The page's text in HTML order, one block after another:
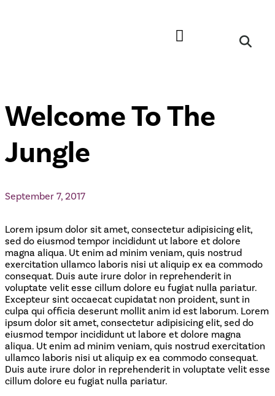
Welcome To The
Jungle
September 7, 2017
Lorem ipsum dolor sit amet, consectetur adipisicing elit,
sed do eiusmod tempor incididunt ut labore et dolore
magna aliqua. Ut enim ad minim veniam, quis nostrud
exercitation ullamco laboris nisi ut aliquip ex ea commodo
consequat. Duis aute irure dolor in reprehenderit in
voluptate velit esse cillum dolore eu fugiat nulla pariatur.
Excepteur sint occaecat cupidatat non proident, sunt in
culpa qui officia deserunt mollit anim id est laborum. Lorem
ipsum dolor sit amet, consectetur adipisicing elit, sed do
eiusmod tempor incididunt ut labore et dolore magna
aliqua. Ut enim ad minim veniam, quis nostrud exercitation
ullamco laboris nisi ut aliquip ex ea commodo consequat.
Duis aute irure dolor in reprehenderit in voluptate velit esse
cillum dolore eu fugiat nulla pariatur.